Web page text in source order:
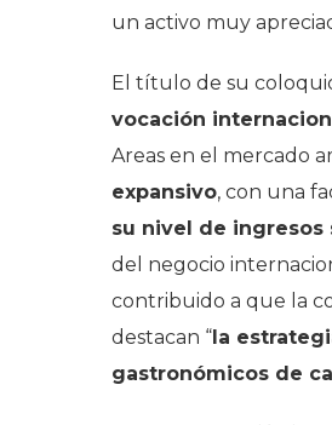
un activo muy
El título de su
vocación
Areas en el mercado
expansivo, con una
su nivel de ingresos
del negocio
contribuido a que la
destacan “la
gastronómicos de